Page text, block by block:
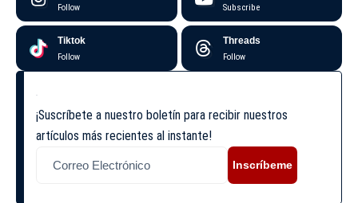
Follow Subscribe
Tiktok
Follow
Threads
Follow
¡Suscríbete a nuestro boletín para recibir nuestros
artículos más recientes al instante!
Inscríbeme